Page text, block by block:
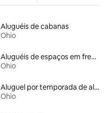
Aluguéis de cabanas
Ohio
Aluguéis de espaços em frente à praia
Ohio
Aluguel por temporada de alojamentos ecológicos
Ohio